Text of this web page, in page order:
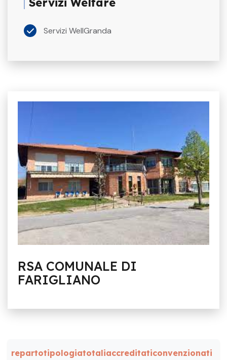
Servizi WellGranda
RSA COMUNALE DI
FARIGLIANO
repartotipologiatotaliaccreditaticonvenzionati